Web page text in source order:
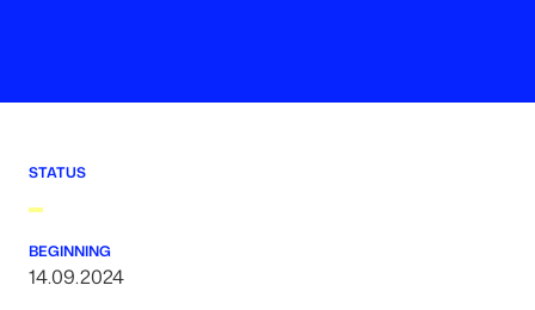
STATUS
BEGINNING
14.09.2024